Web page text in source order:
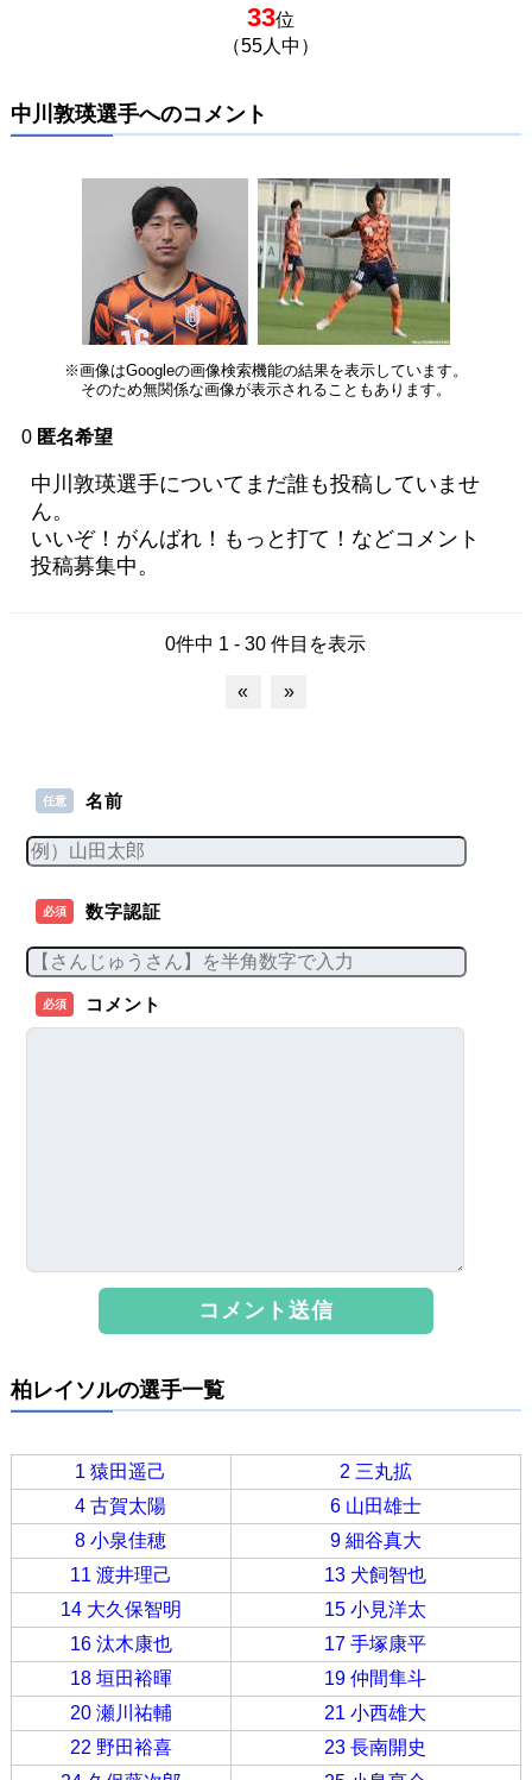
33位
（55人中）
中川敦瑛選手へのコメント
※画像はGoogleの画像検索機能の結果を表示しています。
そのため無関係な画像が表示されることもあります。
0 匿名希望
中川敦瑛選手についてまだ誰も投稿していませ
ん。
いいぞ！がんばれ！もっと打て！などコメント
投稿募集中。
0件中 1 - 30 件目を表示
« »
任意 名前
必須 数字認証
必須 コメント
柏レイソルの選手一覧
1 猿田遥己
2 三丸拡
4 古賀太陽
6 山田雄士
8 小泉佳穂
9 細谷真大
11 渡井理己
13 犬飼智也
14 大久保智明
15 小見洋太
16 汰木康也
17 手塚康平
18 垣田裕暉
19 仲間隼斗
20 瀬川祐輔
21 小西雄大
22 野田裕喜
23 長南開史